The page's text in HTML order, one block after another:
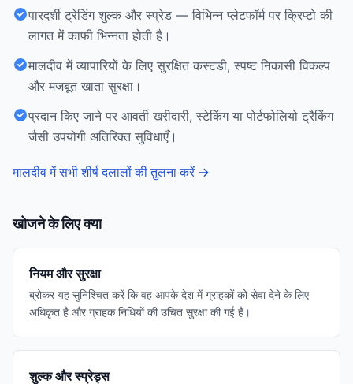
पारदर्शी ट्रेडिंग शुल्क और स्प्रेड — विभिन्न प्लेटफॉर्म पर क्रिप्टो की
लागत में काफी भिन्नता होती है।
मालदीव में व्यापारियों के लिए सुरक्षित कस्टडी, स्पष्ट निकासी विकल्प
और मजबूत खाता सुरक्षा।
प्रदान किए जाने पर आवर्ती खरीदारी, स्टेकिंग या पोर्टफोलियो ट्रैकिंग
जैसी उपयोगी अतिरिक्त सुविधाएँ।
मालदीव में सभी शीर्ष दलालों की तुलना करें →
खोजने के लिए क्या
नियम और सुरक्षा
ब्रोकर यह सुनिश्चित करें कि वह आपके देश में ग्राहकों को सेवा देने के लिए
अधिकृत है और ग्राहक निधियों की उचित सुरक्षा की गई है।
शुल्क और स्प्रेड्स